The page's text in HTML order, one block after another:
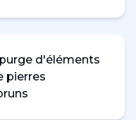
d'éléments
pierres